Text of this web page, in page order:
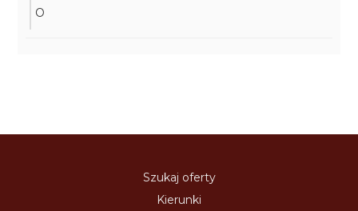
O
Szukaj oferty
Kierunki